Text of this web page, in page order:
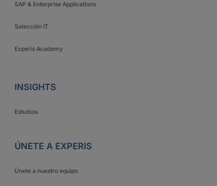
SAP & Enterprise Applications
Selección IT
Experis Academy
INSIGHTS
Estudios
ÚNETE A EXPERIS
Únete a nuestro equipo